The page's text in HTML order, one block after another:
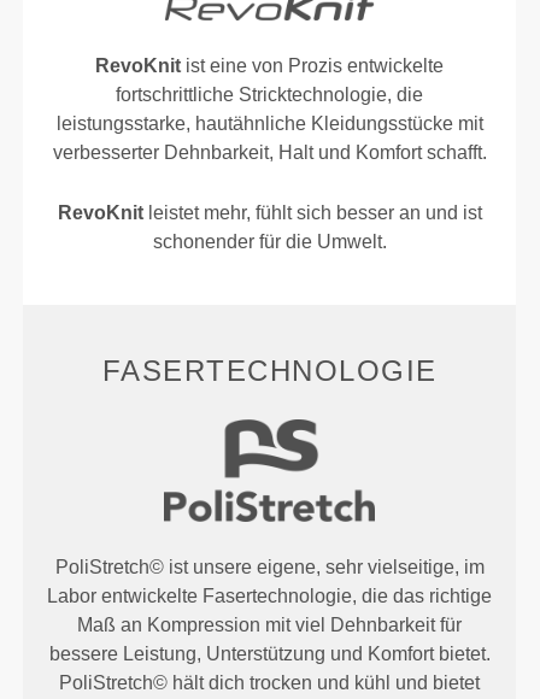
RevoKnit ist eine von Prozis entwickelte
fortschrittliche Stricktechnologie, die
leistungsstarke, hautähnliche Kleidungsstücke mit
verbesserter Dehnbarkeit, Halt und Komfort schafft.
RevoKnitleistet mehr, fühlt sich besser an und ist
schonender für die Umwelt.
FASERTECHNOLOGIE
PoliStretch© ist unsere eigene, sehr vielseitige, im
Labor entwickelte Fasertechnologie, die das richtige
Maß an Kompression mit viel Dehnbarkeit für
bessere Leistung, Unterstützung und Komfort bietet.
PoliStretch© hält dich trocken und kühl und bietet